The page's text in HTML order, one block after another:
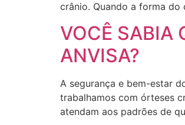
crânio. Quando a forma
VOCÊ SABIA
ANVISA?
A segurança e bem-estar
trabalhamos com órteses
atendam aos padrões de